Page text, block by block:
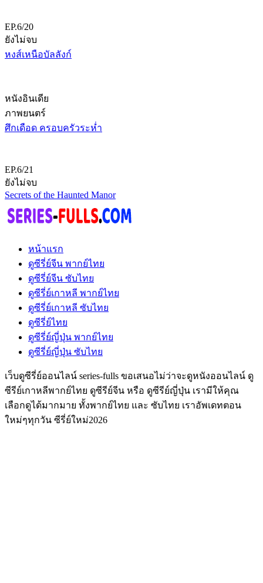
EP.6/20
ยังไม่จบ
หงส์เหนือบัลลังก์
หนังอินเดีย
ภาพยนตร์
ศึกเดือด ครอบครัวระห่ำ
EP.6/21
ยังไม่จบ
Secrets of the Haunted Manor
หน้าแรก
ดูซีรี่ย์จีน พากย์ไทย
ดูซีรี่ย์จีน ซับไทย
ดูซีรี่ย์เกาหลี พากย์ไทย
ดูซีรี่ย์เกาหลี ซับไทย
ดูซีรี่ย์ไทย
ดูซีรี่ย์ญี่ปุ่น พากย์ไทย
ดูซีรี่ย์ญี่ปุ่น ซับไทย
เว็บดูซีรี่ย์ออนไลน์ series-fulls ขอเสนอไม่ว่าจะดูหนังออนไลน์ ดู
ซีรีย์เกาหลีพากย์ไทย ดูซีรีย์จีน หรือ ดูซีรีย์ญี่ปุ่น เรามีให้คุณ
เลือกดูได้มากมาย ทั้งพากย์ไทย และ ซับไทย เราอัพเดทตอน
ใหม่ๆทุกวัน ซีรี่ย์ใหม่2026